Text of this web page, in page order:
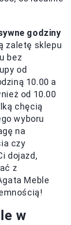
godziny
zaletę sklepu
bez
od
10.00 a
od 10.00
chęcią
wyboru
na
czy
dojazd,
z
Meble
w